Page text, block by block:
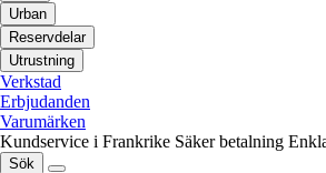
Urban
Reservdelar
Utrustning
Verkstad
Erbjudanden
Varumärken
Kundservice i Frankrike Säker betalning
Sök